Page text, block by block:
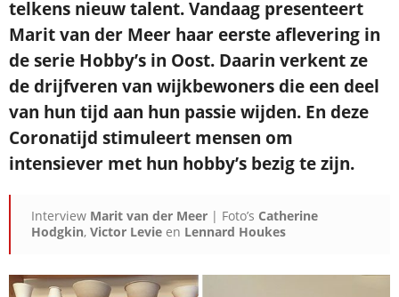
telkens nieuw talent. Vandaag presenteert
Marit van der Meer haar eerste aflevering in
de serie Hobby’s in Oost. Daarin verkent ze
de drijfveren van wijkbewoners die een deel
van hun tijd aan hun passie wijden. En deze
Coronatijd stimuleert mensen om
intensiever met hun hobby’s bezig te zijn.
Interview Marit van der Meer | Foto’s Catherine
Hodgkin, Victor Levie en Lennard Houkes